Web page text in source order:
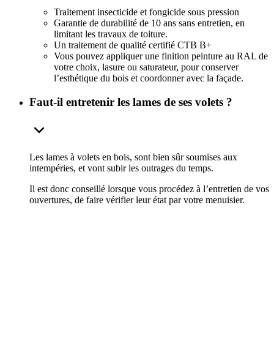
Traitement insecticide et fongicide sous pression
Garantie de durabilité de 10 ans sans entretien, en
limitant les travaux de toiture.
Un traitement de qualité certifié CTB B+
Vous pouvez appliquer une finition peinture au RAL de
votre choix, lasure ou saturateur, pour conserver
l’esthétique du bois et coordonner avec la façade.
Faut-il entretenir les lames de ses volets ?
Les lames à volets en bois, sont bien sûr soumises aux
intempéries, et vont subir les outrages du temps.
Il est donc conseillé lorsque vous procédez à l’entretien de vos
ouvertures, de faire vérifier leur état par votre menuisier.